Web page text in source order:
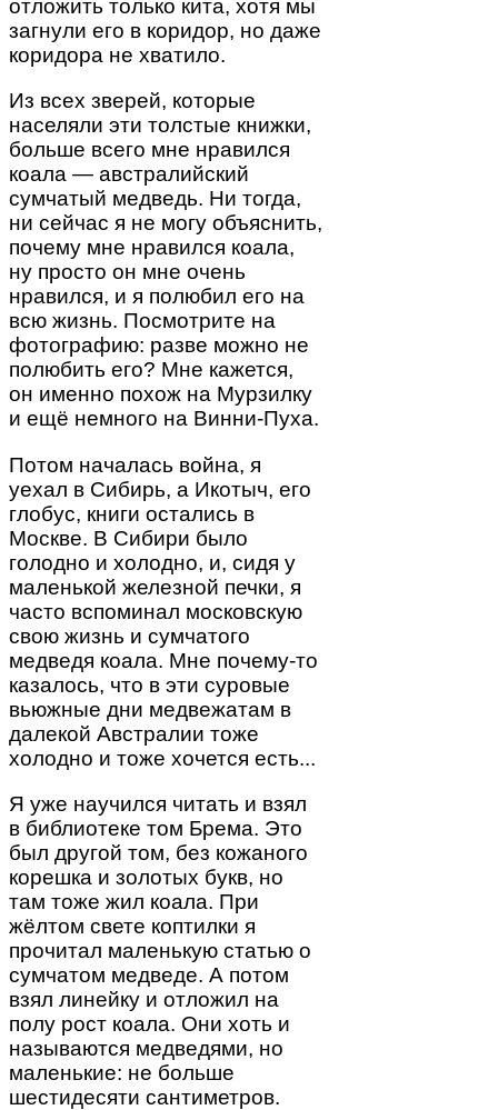
отложить только кита, хотя мы
загнули его в коридор, но даже
коридора не хватило.
Из всех зверей, которые
населяли эти толстые книжки,
больше всего мне нравился
коала — австралийский
сумчатый медведь. Ни тогда,
ни сейчас я не могу объяснить,
почему мне нравился коала,
ну просто он мне очень
нравился, и я полюбил его на
всю жизнь. Посмотрите на
фотографию: разве можно не
полюбить его? Мне кажется,
он именно похож на Мурзилку
и ещё немного на Винни-Пуха.
Потом началась война, я
уехал в Сибирь, а Икотыч, его
глобус, книги остались в
Москве. В Сибири было
голодно и холодно, и, сидя у
маленькой железной печки, я
часто вспоминал московскую
свою жизнь и сумчатого
медведя коала. Мне почему-то
казалось, что в эти суровые
вьюжные дни медвежатам в
далекой Австралии тоже
холодно и тоже хочется есть...
Я уже научился читать и взял
в библиотеке том Брема. Это
был другой том, без кожаного
корешка и золотых букв, но
там тоже жил коала. При
жёлтом свете коптилки я
прочитал маленькую статью о
сумчатом медведе. А потом
взял линейку и отложил на
полу рост коала. Они хоть и
называются медведями, но
маленькие: не больше
шестидесяти сантиметров.